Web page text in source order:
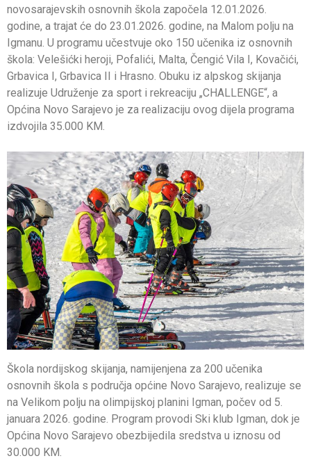
novosarajevskih osnovnih škola započela 12.01.2026.
godine, a trajat će do 23.01.2026. godine, na Malom polju na
Igmanu. U programu učestvuje oko 150 učenika iz osnovnih
škola: Velešićki heroji, Pofalići, Malta, Čengić Vila I, Kovačići,
Grbavica I, Grbavica II i Hrasno. Obuku iz alpskog skijanja
realizuje Udruženje za sport i rekreaciju „CHALLENGE“, a
Općina Novo Sarajevo je za realizaciju ovog dijela programa
izdvojila 35.000 KM.
Škola nordijskog skijanja, namijenjena za 200 učenika
osnovnih škola s područja općine Novo Sarajevo, realizuje se
na Velikom polju na olimpijskoj planini Igman, počev od 5.
januara 2026. godine. Program provodi Ski klub Igman, dok je
Općina Novo Sarajevo obezbijedila sredstva u iznosu od
30.000 KM.